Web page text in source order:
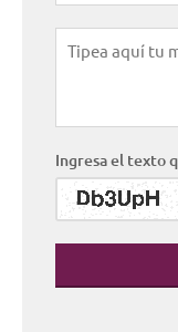
Ingresa el texto